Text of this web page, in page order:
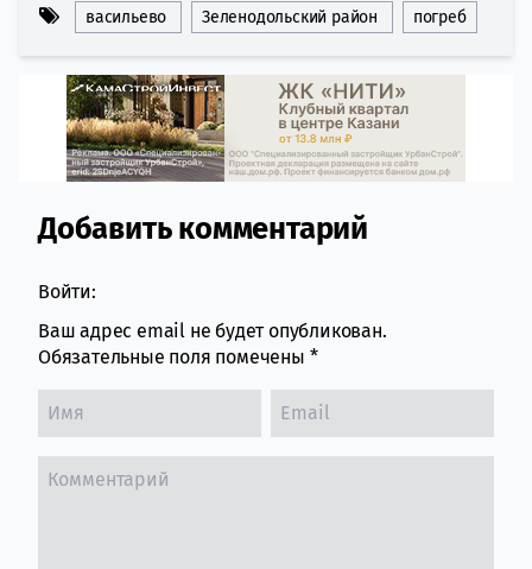
васильево Зеленодольский район погреб
Comment section
Добавить комментарий
Войти:
Ваш адрес email не будет опубликован.
Обязательные поля помечены *